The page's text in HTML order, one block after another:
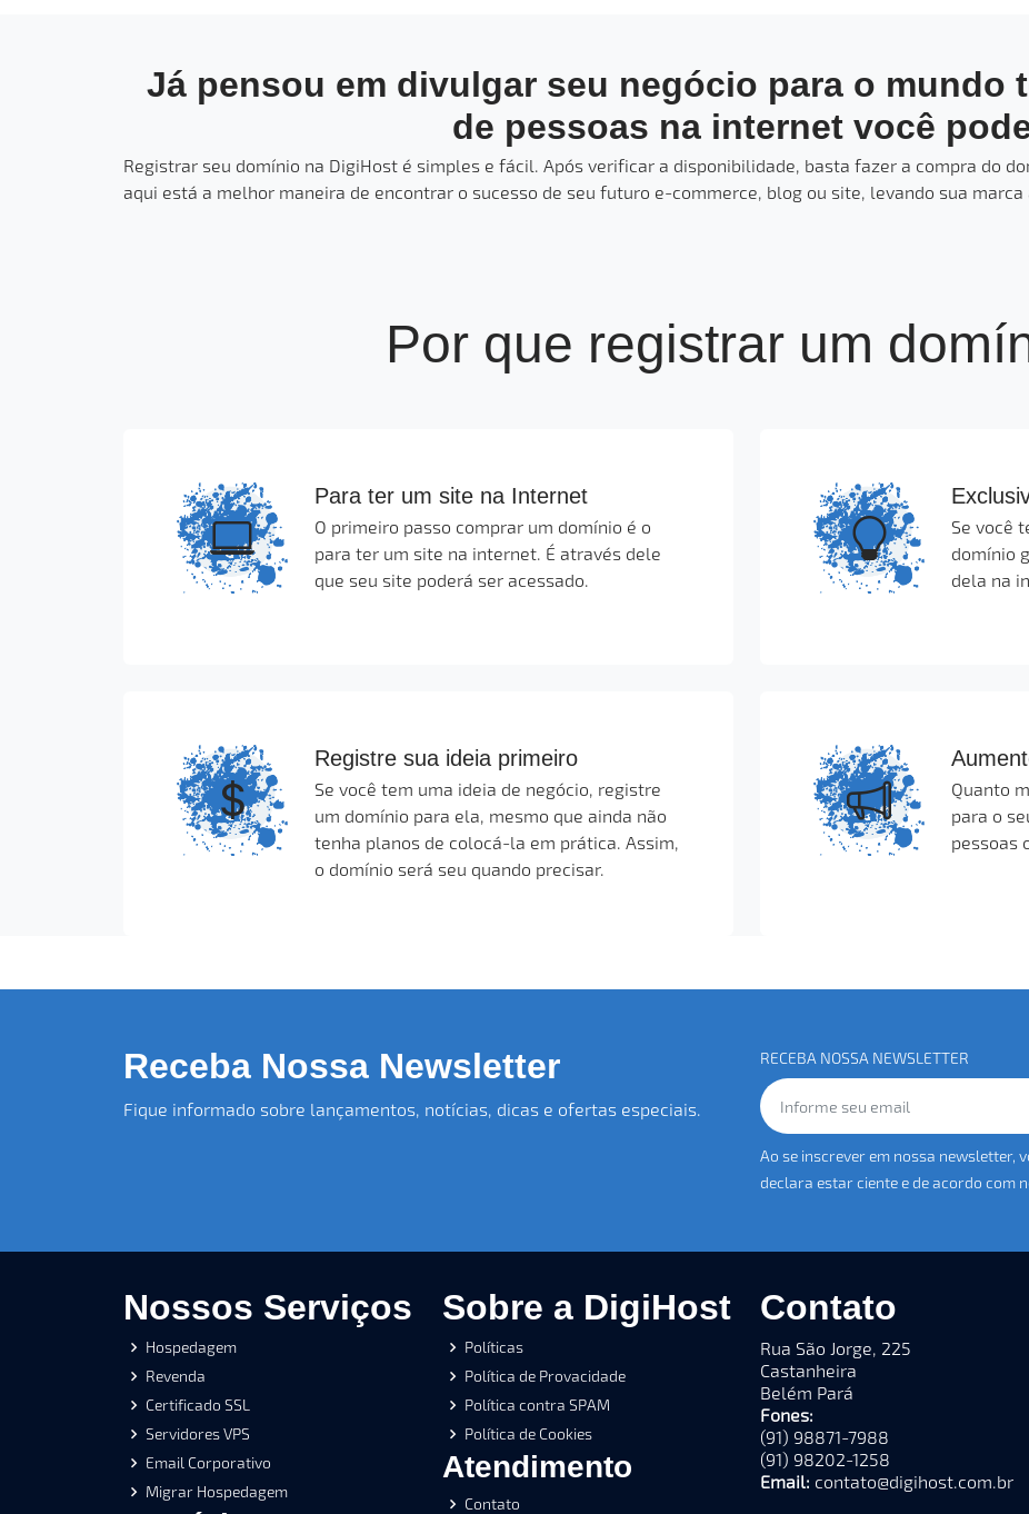
Já pensou em divulgar seu negócio para o mundo
de pessoas na internet você
Registrar seu domínio na DigiHost é simples e fácil. Após verificar a disponibilidade, basta fazer a compra do
aqui está a melhor maneira de encontrar o sucesso de seu futuro e-commerce, blog ou site, levando sua
Por que registrar um
Para ter um site na Internet
O primeiro passo comprar um domínio é o
para ter um site na internet. É através dele
que seu site poderá ser acessado.
Se você
domínio
dela na
Registre sua ideia primeiro
Se você tem uma ideia de negócio, registre
um domínio para ela, mesmo que ainda não
tenha planos de colocá-la em prática. Assim,
o domínio será seu quando precisar.
Quanto
para o
pessoas
Receba Nossa Newsletter
Fique informado sobre lançamentos, notícias, dicas e ofertas especiais.
RECEBA NOSSA NEWSLETTER
Ao se inscrever em nossa newsletter,
declara estar ciente e de acordo com
Nossos Serviços
Hospedagem
Revenda
Certificado SSL
Servidores VPS
Email Corporativo
Migrar Hospedagem
Sobre a DigiHost
Políticas
Política de Provacidade
Política contra SPAM
Política de Cookies
Atendimento
Contato
Contato
Rua São Jorge, 225
Castanheira
Belém Pará
Fones:
(91) 98871-7988
(91) 98202-1258
Email: contato@digihost.com.br